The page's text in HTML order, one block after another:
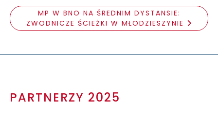
MP W BNO NA ŚREDNIM DYSTANSIE:
ZWODNICZE ŚCIEŻKI W MŁODZIESZYNIE
PARTNERZY 2025